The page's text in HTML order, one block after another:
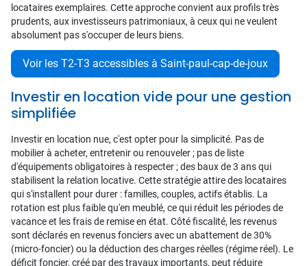
locataires exemplaires. Cette approche convient aux profils très
prudents, aux investisseurs patrimoniaux, à ceux qui ne veulent
absolument pas s'occuper de leurs biens.
Voir les T2-T3 accessibles à Saint-paul-cap-de-joux
Investir en location vide pour une gestion
simplifiée
Investir en location nue, c'est opter pour la simplicité. Pas de
mobilier à acheter, entretenir ou renouveler ; pas de liste
d'équipements obligatoires à respecter ; des baux de 3 ans qui
stabilisent la relation locative. Cette stratégie attire des locataires
qui s'installent pour durer : familles, couples, actifs établis. La
rotation est plus faible qu'en meublé, ce qui réduit les périodes de
vacance et les frais de remise en état. Côté fiscalité, les revenus
sont déclarés en revenus fonciers avec un abattement de 30%
(micro-foncier) ou la déduction des charges réelles (régime réel). Le
déficit foncier, créé par des travaux importants, peut réduire